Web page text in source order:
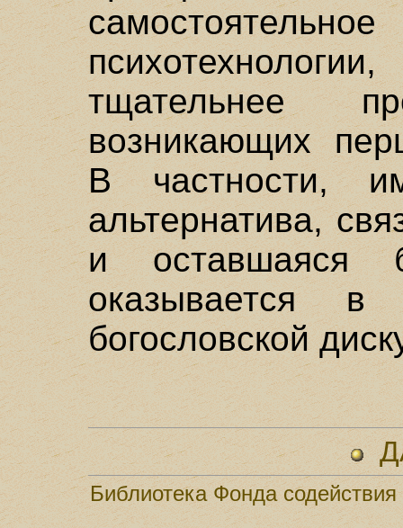
тщательнее
возникающих
В частности,
альтернатива,
и оставшаяся
оказывается в
богословской
Библиотека Фонда содействия